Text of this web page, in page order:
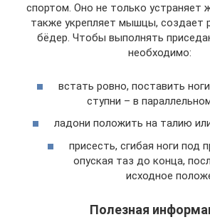
спортом. Оно не только устраняет
также укрепляет мышцы, создает
бёдер. Чтобы выполнять
необходимо:
встать ровно, поставить
ступни – в
ладони положить на талию
присесть, сгибая ноги под
опуская таз до конца,
исходное
Полезная